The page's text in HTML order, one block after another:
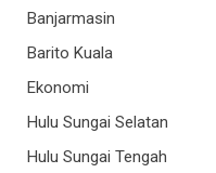
Banjarmasin
Barito Kuala
Ekonomi
Hulu Sungai Selatan
Hulu Sungai Tengah